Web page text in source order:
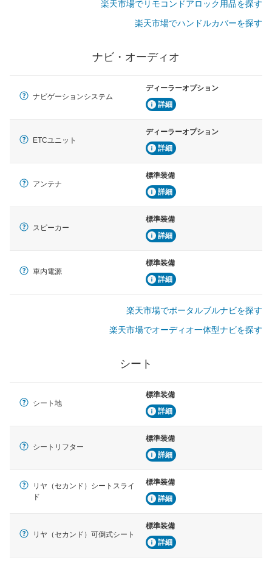
楽天市場でリモコンドアロック用品を探す
楽天市場でハンドルカバーを探す
ナビ・オーディオ
ナビゲーションシステム
ディーラーオプション
詳細
ETCユニット
ディーラーオプション
詳細
アンテナ
標準装備
詳細
スピーカー
標準装備
詳細
車内電源
標準装備
詳細
楽天市場でポータルブルナビを探す
楽天市場でオーディオ一体型ナビを探す
シート
シート地
標準装備
詳細
シートリフター
標準装備
詳細
リヤ（セカンド）シートスライ
ド
標準装備
詳細
リヤ（セカンド）可倒式シート
標準装備
詳細